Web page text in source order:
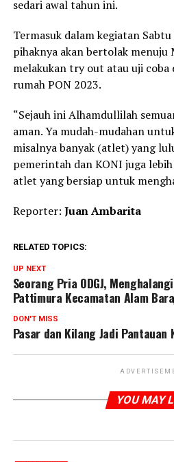
sedari awal tahun ini.
Termasuk dalam kegiatan
pihaknya akan bertolak menuju
melakukan try out atau uji
rumah PON 2023.
“Sejauh ini Alhamdullilah
aman. Ya mudah-mudahan
misalnya banyak (atlet) yang
pemerintah dan KONI juga
atlet yang bersiap untuk
Reporter: Juan Ambarita
RELATED TOPICS:
UP NEXT
Seorang Pria ODGJ,
Pattimura Kecamatan Alam
DON'T MISS
Pasar dan Kilang Jadi Pantauan
YOU MAY